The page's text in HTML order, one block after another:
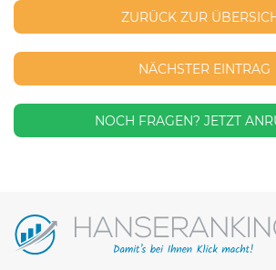
ZURÜCK ZUR
NOCH FRAGEN? JETZT
NÄCHSTER EINTRAG